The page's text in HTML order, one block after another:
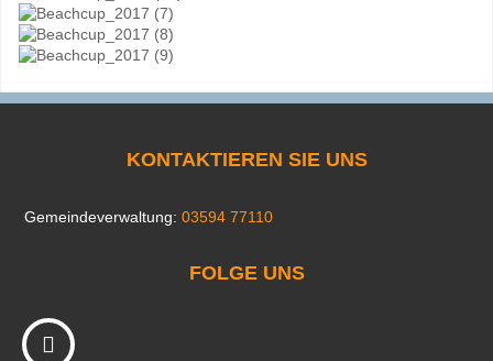
KONTAKTIEREN SIE UNS
Gemeindeverwaltung: 03594 77110
FOLGE UNS